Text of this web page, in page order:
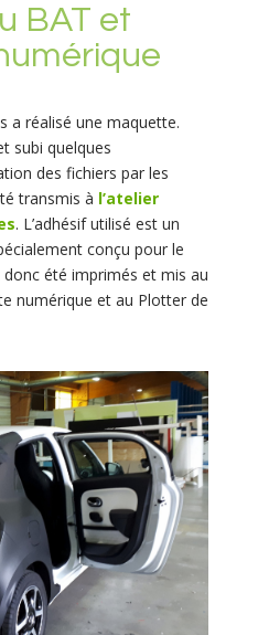
BAT et
a réalisé une maquette.
subi quelques
des fichiers par les
transmis à l’atelier
. L’adhésif utilisé est un
conçu pour le
été imprimés et mis au
numérique et au Plotter de